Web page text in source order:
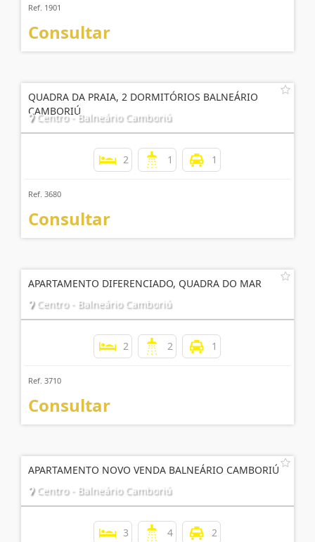
Ref. 1901
Consultar
QUADRA DA PRAIA, 2 DORMITÓRIOS BALNEÁRIO
CAMBORIÚ
Centro - Balneário Camboriú
2 1 1
Ref. 3680
Consultar
APARTAMENTO DIFERENCIADO, QUADRA DO MAR
Centro - Balneário Camboriú
2 2 1
Ref. 3710
Consultar
APARTAMENTO NOVO VENDA BALNEÁRIO CAMBORIÚ
Centro - Balneário Camboriú
3 4 2